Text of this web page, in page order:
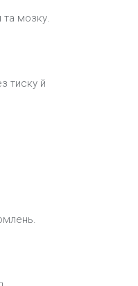
та мозку.
тиску й